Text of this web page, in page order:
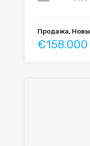
Продажа,
€158.000